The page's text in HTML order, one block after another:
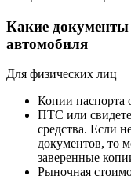
Какие документы
автомобиля
Для физических лиц
Копии паспорта
ПТС или
средства. Если
документов, то
заверенные
Рыночная